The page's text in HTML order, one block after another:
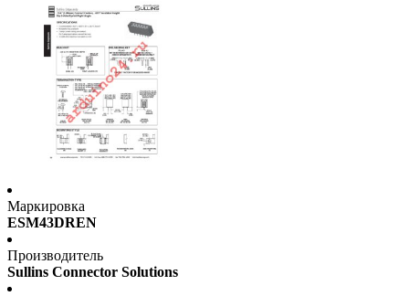
Маркировка
ESM43DREN
Производитель
Sullins Connector Solutions